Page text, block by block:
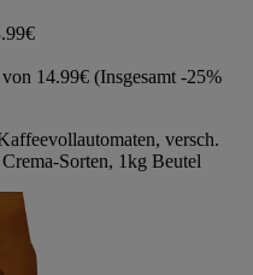
14.99€ (Insgesamt -25%
versch.
Sorten, 1kg Beutel